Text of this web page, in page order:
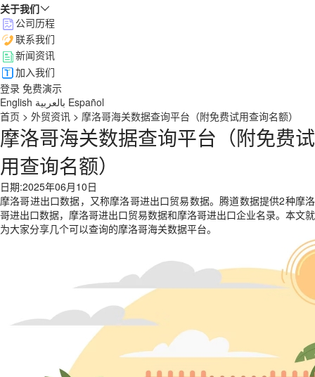
关于我们
公司历程
联系我们
新闻资讯
加入我们
登录 免费演示
English بالعربية Español
首页 > 外贸资讯 > 摩洛哥海关数据查询平台（附免费试用查询名额）
摩洛哥海关数据查询平台（附免费试
用查询名额）
日期:2025年06月10日
摩洛哥进出口数据，又称摩洛哥进出口贸易数据。腾道数据提供2种摩洛
哥进出口数据，摩洛哥进出口贸易数据和摩洛哥进出口企业名录。本文就
为大家分享几个可以查询的摩洛哥海关数据平台。